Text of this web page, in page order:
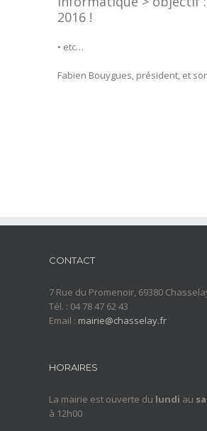
2016 !
• etc…
Fabien Bouygues, président, et
CONTACT
7 Rue du Promenoir, 69380
Tél. : 04 78 47 62 43
Email : mairie@chasselay.fr
HORAIRES
La mairie est ouverte du lundi au
à 12h00